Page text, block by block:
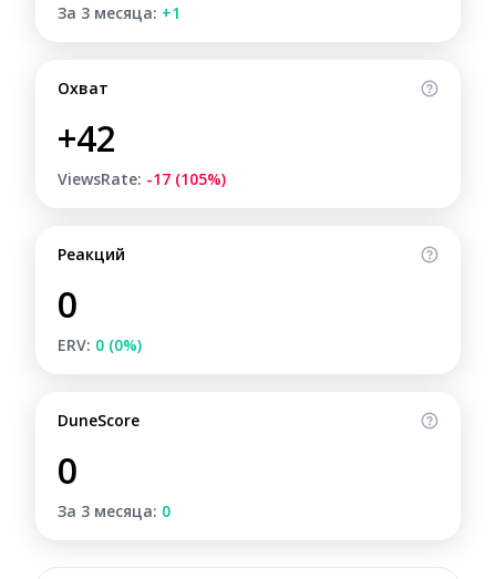
За 3 месяца: +1
Охват
+42
ViewsRate: -17 (105%)
Реакций
0
ERV: 0 (0%)
DuneScore
0
За 3 месяца: 0